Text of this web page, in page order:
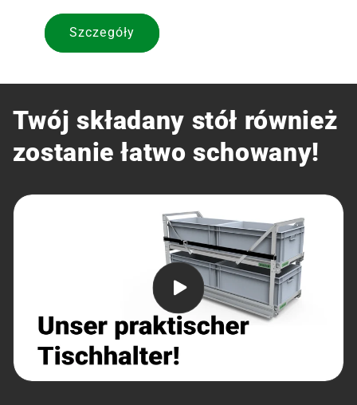
Szczegóły
Twój składany stół również
zostanie łatwo schowany!